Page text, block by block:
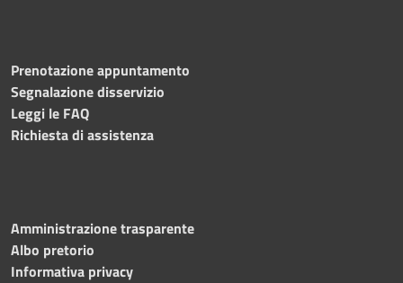
Prenotazione appuntamento
Segnalazione disservizio
Leggi le FAQ
Richiesta di assistenza
Amministrazione trasparente
Albo pretorio
Informativa privacy